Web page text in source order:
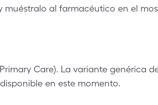
al farmacéutico en el
Care). La variante genérica
en este momento.